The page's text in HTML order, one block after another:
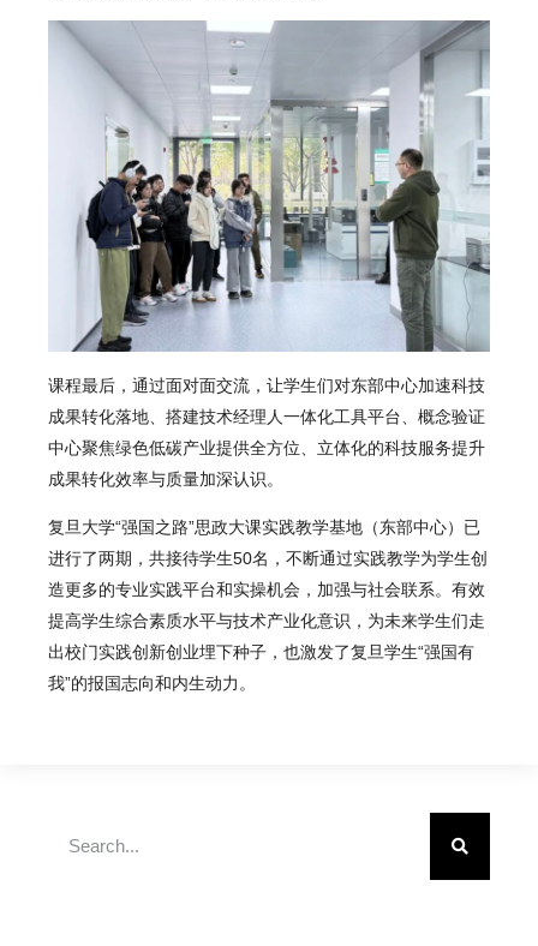
课程最后，通过面对面交流，让学生们对东部中心加速科技
成果转化落地、搭建技术经理人一体化工具平台、概念验证
中心聚焦绿色低碳产业提供全方位、立体化的科技服务提升
成果转化效率与质量加深认识。
复旦大学“强国之路”思政大课实践教学基地（东部中心）已
进行了两期，共接待学生50名，不断通过实践教学为学生创
造更多的专业实践平台和实操机会，加强与社会联系。有效
提高学生综合素质水平与技术产业化意识，为未来学生们走
出校门实践创新创业埋下种子，也激发了复旦学生“强国有
我”的报国志向和内生动力。